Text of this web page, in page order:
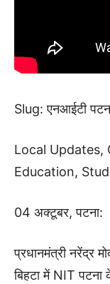
Slug: एनआईटी
Local Updates,
Education,
04 अक्टूबर, पटना:
प्रधानमंत्री नरेंद्र
बिहटा में NIT